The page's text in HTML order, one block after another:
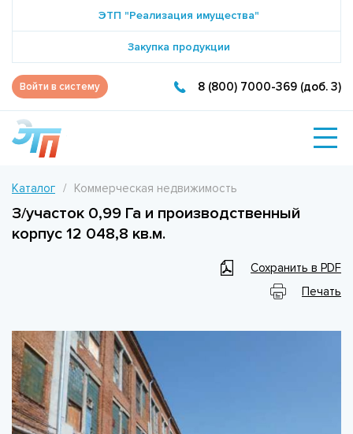
ЭТП "Реализация имущества"
Закупка продукции
Войти в систему 8 (800) 7000-369 (доб. 3)
Каталог Коммерческая недвижимость
З/участок 0,99 Га и производственный
корпус 12 048,8 кв.м.
Сохранить в PDF
Печать